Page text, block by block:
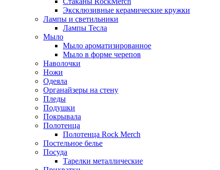
Эксклюзивные керамические кружки
Лампы и светильники
Лампы Тесла
Мыло
Мыло ароматизированное
Мыло в форме черепов
Наволочки
Ножи
Одеяла
Органайзеры на стену
Пледы
Подушки
Покрывала
Полотенца
Полотенца Rock Merch
Постельное белье
Посуда
Тарелки металлические